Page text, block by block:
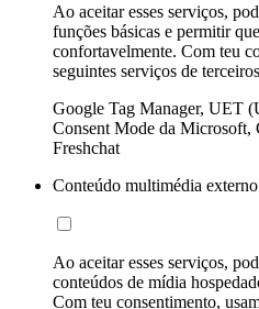
Ao aceitar esses serviços,
funções básicas e permitir
confortavelmente. Com teu
seguintes serviços de
Google Tag Manager, UET
Consent Mode da Microsoft,
Freshchat
Conteúdo multimédia externo
Ao aceitar esses serviços,
conteúdos de mídia
Com teu consentimento,